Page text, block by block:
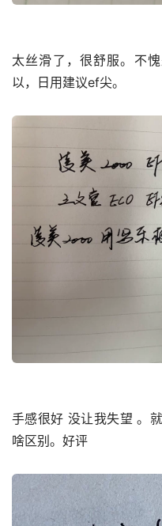
太丝滑了，很舒服。不
以，日用建议ef尖。
手感很好 没让我失望 。
啥区别。好评